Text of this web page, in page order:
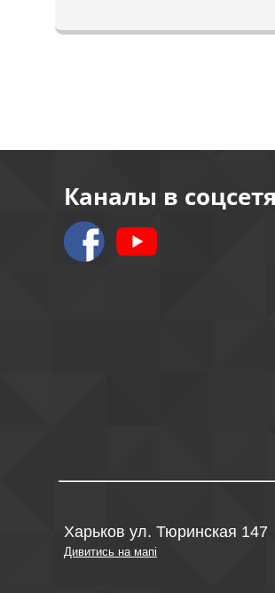
Каналы в
Харьков ул. Тюринская 147
Дивитись на мапі